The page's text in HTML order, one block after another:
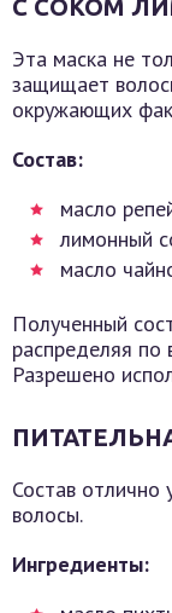
С СОКОМ
Эта маска не
защищает
окружающих
Состав:
масло
лимонный
масло
Полученный
распределяя по
Разрешено
Состав отлично
волосы.
Ингредиенты: